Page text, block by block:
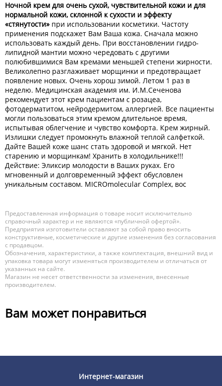
Ночной крем для очень сухой, чувствительной кожи и для
нормальной кожи, склонной к сухости и эффекту
«стянутости» при использовании косметики. Частоту
применения подскажет Вам Ваша кожа. Сначала можно
использовать каждый день. При восстановлении гидро-
липидной мантии можно чередовать с другими
полюбившимися Вам кремами меньшей степени жирности.
Великолепно разглаживает морщинки и предотвращает
появление новых. Очень хорош зимой. Летом 1 раз в
неделю. Медицинская академия им. И.М.Сеченова
рекомендует этот крем пациентам с розацеа,
фотодерматитом, нейродермитом, аллергией. Все пациенты
могли пользоваться этим кремом длительное время,
испытывая облегчение и чувство комфорта. Крем жирный.
Излишки следует промокнуть влажной теплой салфеткой.
Дайте Вашей коже шанс стать здоровой и мягкой. Нет
старению и морщинкам! Хранить в холодильнике!!!
Действие: Эликсир молодости в Ваших руках. Его
мгновенный и долговременный эффект обусловлен
уникальным составом. MICROmolecular Complex, вос
Предоставленная информация о товаре носит исключительно
справочный характер и не являются «публичной офертой».
Предприятия изготовители оставляют за собой право вносить
конструктивные, косметические и другие изменения без согласования
с продавцом.
Обозначения, характеристики, а также комплектация, внешний вид и
упаковка товара могут изменяться производителем и отличаться от
указанных на сайте.
Магазин не несет ответственности за изменения, внесенные
производителем.
Вам может понравиться
Интернет-магазин